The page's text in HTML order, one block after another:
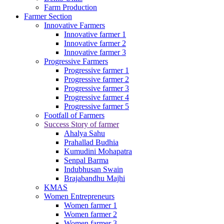
Farm Production
Farmer Section
Innovative Farmers
Innovative farmer 1
Innovative farmer 2
Innovative farmer 3
Progressive Farmers
Progressive farmer 1
Progressive farmer 2
Progressive farmer 3
Progressive farmer 4
Progressive farmer 5
Footfall of Farmers
Success Story of farmer
Ahalya Sahu
Prahallad Budhia
Kumudini Mohapatra
Senpal Barma
Indubhusan Swain
Brajabandhu Majhi
KMAS
Women Entrepreneurs
Women farmer 1
Women farmer 2